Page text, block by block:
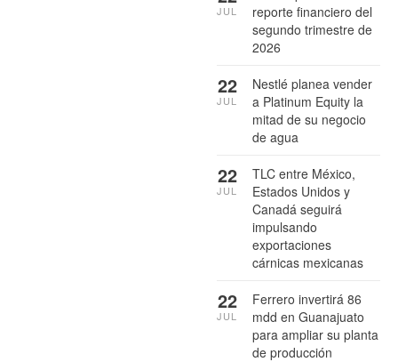
reporte financiero del
segundo trimestre de
2026
JUL
Nestlé planea vender
a Platinum Equity la
mitad de su negocio
de agua
22
JUL
TLC entre México,
Estados Unidos y
Canadá seguirá
impulsando
exportaciones
cárnicas mexicanas
22
JUL
Ferrero invertirá 86
mdd en Guanajuato
para ampliar su planta
de producción
22
JUL